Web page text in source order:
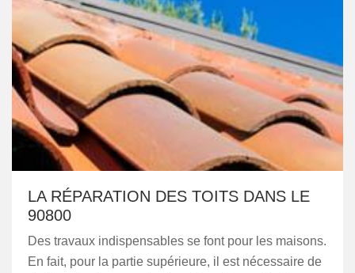
LA RÉPARATION DES TOITS DANS LE
90800
Des travaux indispensables se font pour les maisons.
En fait, pour la partie supérieure, il est nécessaire de